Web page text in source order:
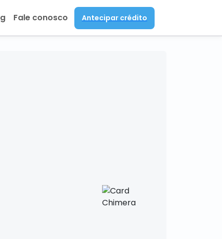
Fale conosco Antecipar crédito